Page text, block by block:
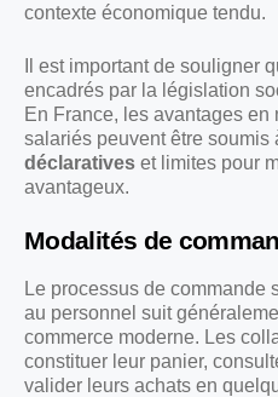
contexte économique tendu.
Il est important de souligner
encadrés par la législation
En France, les avantages en
salariés peuvent être soumis
déclaratives et limites pour
avantageux.
Modalités de
Le processus de commande
au personnel suit
commerce moderne. Les
constituer leur panier,
valider leurs achats en